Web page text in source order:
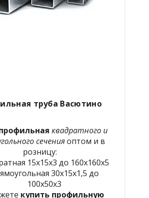
труба Васютино
квадратного и
сеченияоптом и в
розницу:
15х15х3 до 160х160х5
30х15х1,5 до
100х50х3
купить профильную